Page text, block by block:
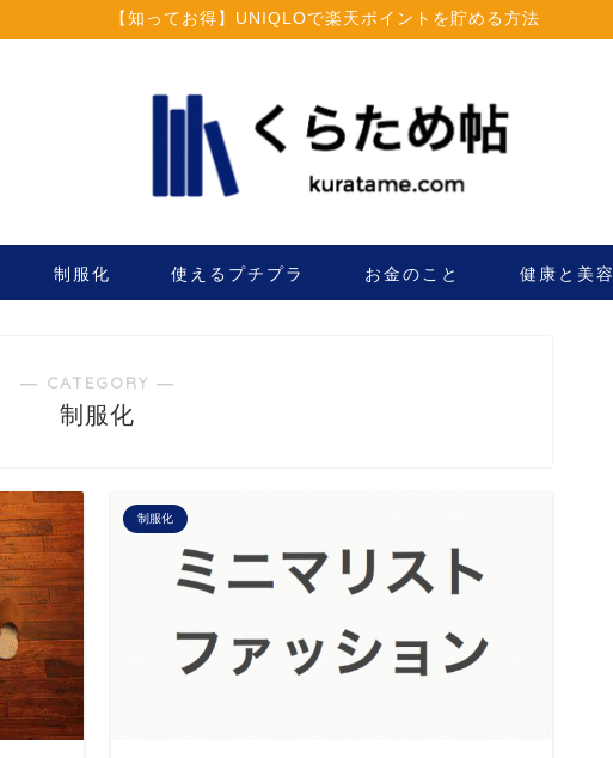
【知ってお得】UNIQLOで楽天ポイントを貯める方法
制服化 使えるプチプラ お金のこと 健康と美容
― CATEGORY ―
制服化
制服化